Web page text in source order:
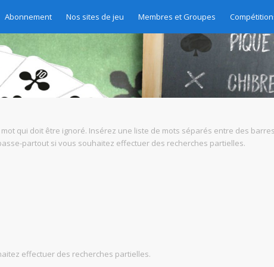
Abonnement Nos sites de jeu Membres et Groupes
qui doit être ignoré. Insérez une liste de mots séparés entre des
partout si vous souhaitez effectuer des recherches partielles.
effectuer des recherches partielles.